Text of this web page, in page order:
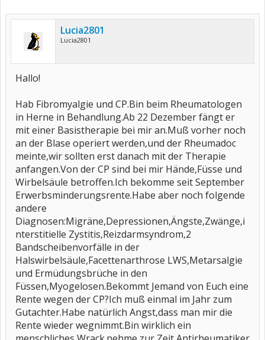
Lucia2801
Lucia2801
Hallo!
Hab Fibromyalgie und CP.Bin beim Rheumatologen
in Herne in Behandlung.Ab 22 Dezember fängt er
mit einer Basistherapie bei mir an.Muß vorher noch
an der Blase operiert werden,und der Rheumadoc
meinte,wir sollten erst danach mit der Therapie
anfangen.Von der CP sind bei mir Hände,Füsse und
Wirbelsäule betroffen.Ich bekomme seit September
Erwerbsminderungsrente.Habe aber noch folgende
andere
Diagnosen:Migräne,Depressionen,Ängste,Zwänge,i
nterstitielle Zystitis,Reizdarmsyndrom,2
Bandscheibenvorfälle in der
Halswirbelsäule,Facettenarthrose LWS,Metarsalgie
und Ermüdungsbrüche in den
Füssen,Myogelosen.Bekommt Jemand von Euch eine
Rente wegen der CP?Ich muß einmal im Jahr zum
Gutachter.Habe natürlich Angst,dass man mir die
Rente wieder wegnimmt.Bin wirklich ein